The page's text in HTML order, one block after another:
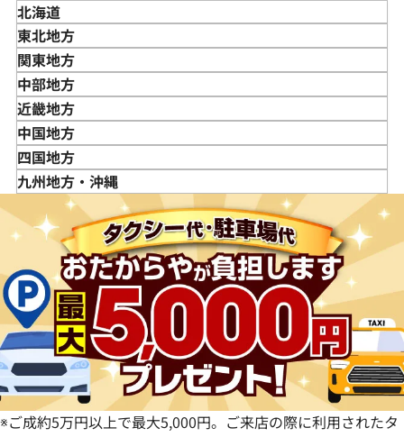
北海道
東北地方
青森県
岩手県
宮城県
秋田県
山形県
福島県
関東地方
東京都
神奈川県
埼玉県
千葉県
茨城県
栃木県
群馬県
中部地方
新潟県
富山県
石川県
山梨県
長野県
岐阜県
静岡県
愛知県
近畿地方
三重県
滋賀県
京都府
兵庫県
奈良県
和歌山県
中国地方
鳥取県
島根県
広島県
山口県
四国地方
徳島県
愛媛県
九州地方・沖縄
佐賀県
長崎県
熊本県
大分県
宮崎県
鹿児島県
※ご成約5万円以上で最大5,000円。ご来店の際に利用されたタ